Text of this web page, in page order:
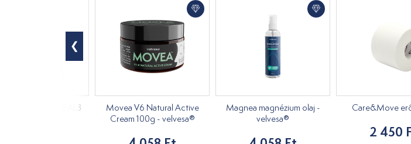
NITRIL IDEAL3
Movea V6 Natural Active
Cream 100g - velvesa®
Magnea magnézium olaj -
velvesa®
Care&Move
2 450